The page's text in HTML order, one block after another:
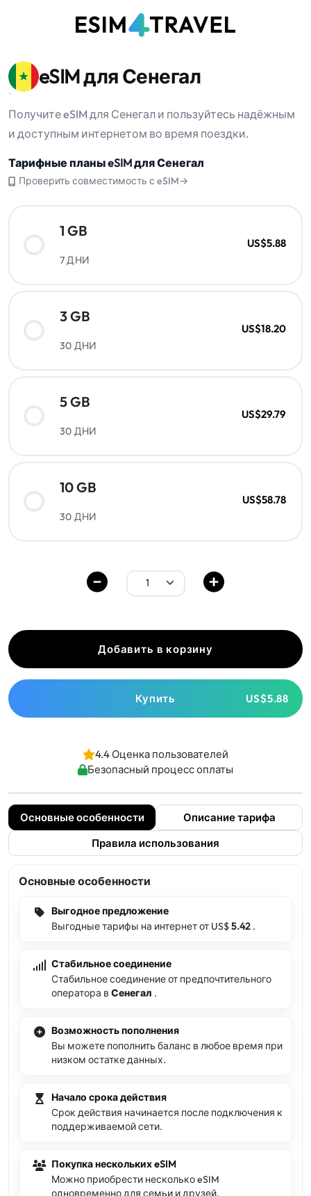
eSIM для Сенегал
Получите eSIM для Сенегал и пользуйтесь надёжным
и доступным интернетом во время поездки.
Тарифные планы eSIM для Сенегал
Проверить совместимость с eSIM→
1 GB
7 ДНИ
US$5.88
3 GB
30 ДНИ
US$18.20
5 GB
30 ДНИ
US$29.79
10 GB
30 ДНИ
US$58.78
Добавить в корзину
Купить US$5.88
4.4 Оценка пользователей
Безопасный процесс оплаты
Основные особенности
Описание тарифа
Правила использования
Основные особенности
Выгодное предложение
Выгодные тарифы на интернет от US$5.42 .
Стабильное соединение
Стабильное соединение от предпочтительного
оператора в Сенегал .
Возможность пополнения
Вы можете пополнить баланс в любое время при
низком остатке данных.
Начало срока действия
Срок действия начинается после подключения к
поддерживаемой сети.
Покупка нескольких eSIM
Можно приобрести несколько eSIM
одновременно для семьи и друзей.